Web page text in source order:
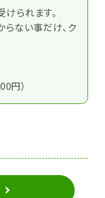
られます。
らない事だけ、ク
円）